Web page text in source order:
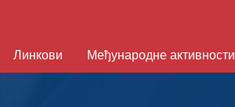
Линкови Међународне активности